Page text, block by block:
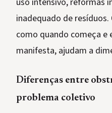
inadequado de
como quando começa e
manifesta, ajudam a
Diferenças entre
problema coletivo